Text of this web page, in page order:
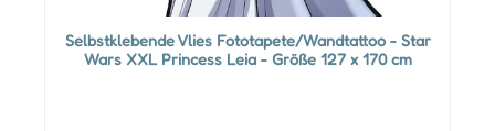
Selbstklebende Vlies Fototapete/Wandtattoo - Star
Wars XXL Princess Leia - Größe 127 x 170 cm